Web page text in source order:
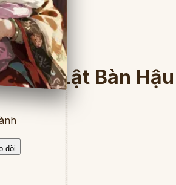
Đã Lật Bàn
dõi